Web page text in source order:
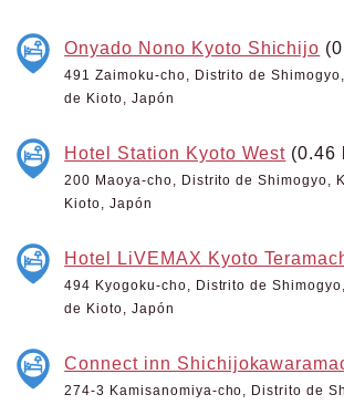
Onyado Nono Kyoto Shichijo
491 Zaimoku-cho, Distrito de
de Kioto, Japón
Hotel Station Kyoto West (0.46
200 Maoya-cho, Distrito de Shimogyo,
Kioto, Japón
Hotel LiVEMAX Kyoto
494 Kyogoku-cho, Distrito de
de Kioto, Japón
Connect inn
274-3 Kamisanomiya-cho, Distrito de